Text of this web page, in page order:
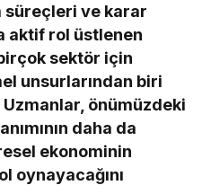
ve karar
aktif rol üstlenen
sektör için
unsurlarından biri
önümüzdeki
daha da
ekonominin
oynayacağını